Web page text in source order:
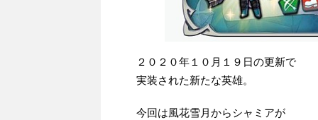
２０２０年１０月１９日の更新で
実装された新たな英雄。
今回は風花雪月からシャミアが